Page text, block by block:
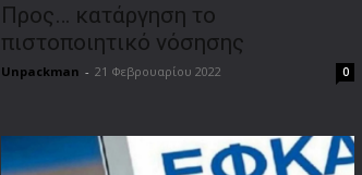
Προς… κατάργηση το
πιστοποιητικό νόσησης
Unpackman - 21 Φεβρουαρίου 2022 0